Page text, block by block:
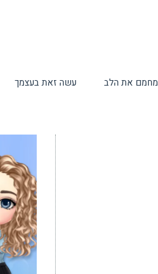
מחמם את הלב עשה זאת בעצמך